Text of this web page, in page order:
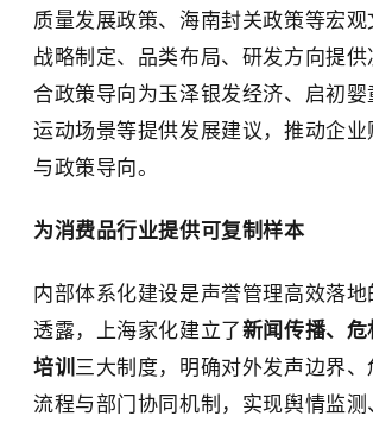
质量发展政策、海南封关政策等宏观
战略制定、品类布局、研发方向提供
合政策导向为玉泽银发经济、启初婴
运动场景等提供发展建议，推动企
与政策导向。
为消费品行业提供可复制样本
内部体系化建设是声誉管理高效落
透露，上海家化建立了 新闻传播、危
培训 三大制度，明确对外发声边界、
流程与部门协同机制，实现舆情监测